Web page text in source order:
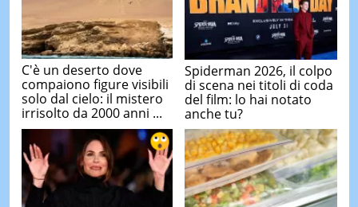
C'è un deserto dove
compaiono figure visibili
solo dal cielo: il mistero
irrisolto da 2000 anni ...
Spiderman 2026, il colpo
di scena nei titoli di coda
del film: lo hai notato
anche tu?